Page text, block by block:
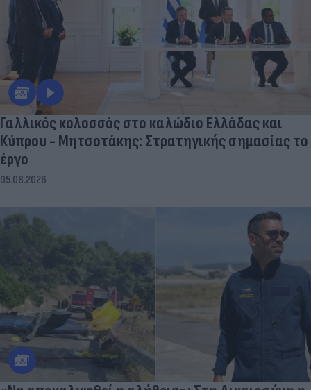
Γαλλικός κολοσσός στο καλώδιο Ελλάδας και
Κύπρου - Μητσοτάκης: Στρατηγικής σημασίας το
έργο
05.08.2026